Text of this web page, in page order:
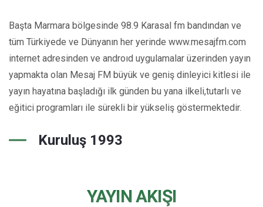
Başta Marmara bölgesinde 98.9 Karasal fm bandından ve
tüm Türkiyede ve Dünyanın her yerinde www.mesajfm.com
internet adresinden ve androıd uygulamalar üzerinden yayın
yapmakta olan Mesaj FM büyük ve geniş dinleyici kitlesi ile
yayın hayatına başladığı ilk günden bu yana ilkeli,tutarlı ve
eğitici programları ile sürekli bir yükseliş göstermektedir.
Kuruluş 1993
YAYIN AKIŞI